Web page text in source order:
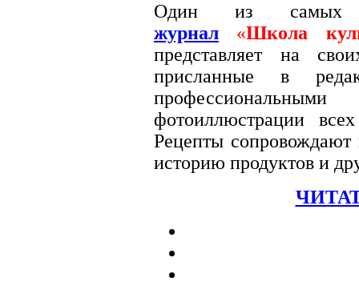
Один из самых
журнал
«Школа
представляет на
присланные в
фотоиллюстрации
Рецепты сопровождают
историю продуктов и